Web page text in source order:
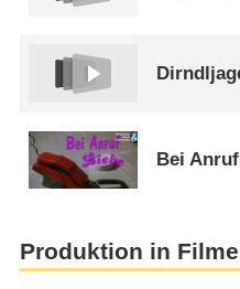
Bei
Produktion in